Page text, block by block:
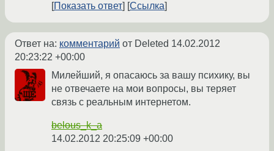
Показать ответ
Ссылка
Ответ на: комментарий от Deleted 14.02.2012
20:23:22 +00:00
Милейший, я опасаюсь за вашу психику, вы
не отвечаете на мои вопросы, вы теряет
связь с реальным интернетом.
belous_k_a
14.02.2012 20:25:09 +00:00